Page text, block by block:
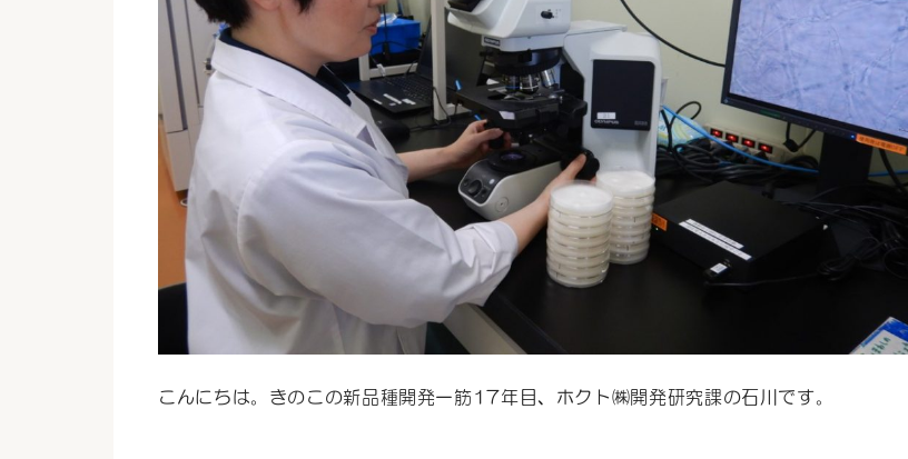
こんにちは。きのこの新品種開発一筋17年目、ホクト㈱開発研究課の石川です。